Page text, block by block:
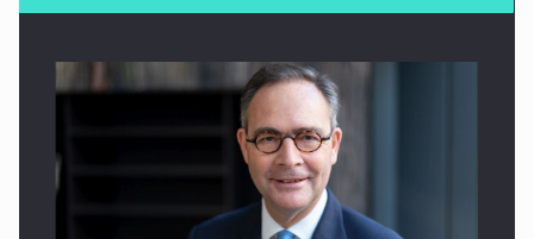
SAPTE PERSONALITATI DIN MEDIUL DE AFACERI, ACADEMIC